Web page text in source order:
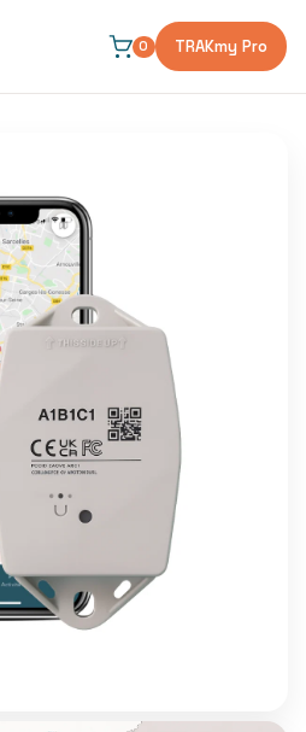
0 TRAKmy Pro